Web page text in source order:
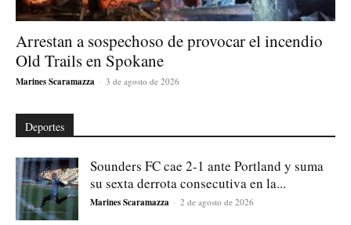
Arrestan a sospechoso de provocar el incendio
Old Trails en Spokane
Marines Scaramazza - 3 de agosto de 2026
Deportes
Sounders FC cae 2-1 ante Portland y suma
su sexta derrota consecutiva en la...
Marines Scaramazza - 2 de agosto de 2026